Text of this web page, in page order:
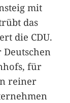
mit
das
die CDU.
für
reiner